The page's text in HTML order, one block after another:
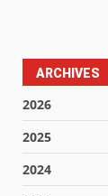
ARCHIVES
2026
2025
2024